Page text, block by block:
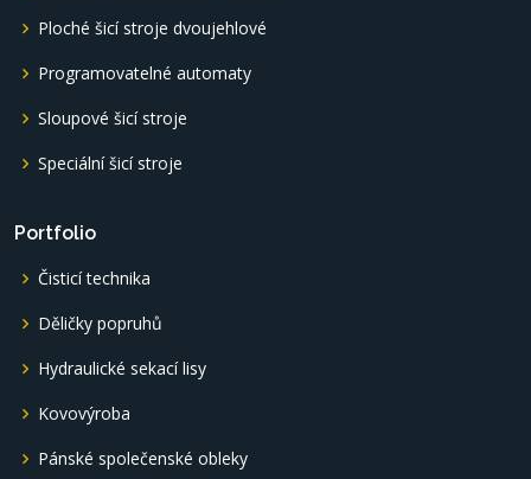
Ploché šicí stroje dvoujehlové
Programovatelné automaty
Sloupové šicí stroje
Speciální šicí stroje
Portfolio
Čisticí technika
Děličky popruhů
Hydraulické sekací lisy
Kovovýroba
Pánské společenské obleky